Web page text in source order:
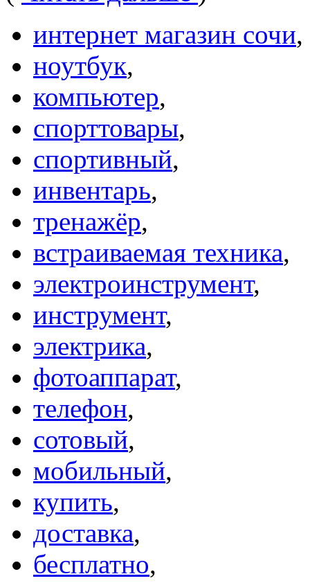
интернет магазин сочи,
ноутбук,
компьютер,
спорттовары,
спортивный,
инвентарь,
тренажёр,
встраиваемая техника,
электроинструмент,
инструмент,
электрика,
фотоаппарат,
телефон,
сотовый,
мобильный,
купить,
доставка,
бесплатно,